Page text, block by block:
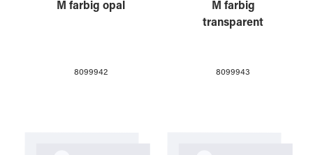
M farbig opal
8099942
M farbig
transparent
8099943